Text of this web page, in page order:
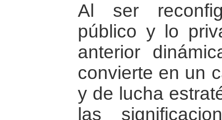
Al ser
público y lo
anterior
convierte en un
y de lucha
las